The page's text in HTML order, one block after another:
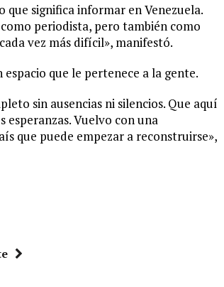
que significa informar en Venezuela.
periodista, pero también como
vez más difícil», manifestó.
que le pertenece a la gente.
sin ausencias ni silencios. Que aquí
esperanzas. Vuelvo con una
que puede empezar a reconstruirse»,